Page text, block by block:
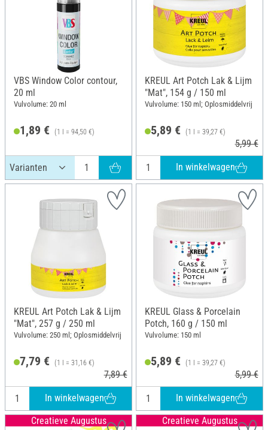
VBS Window Color contour,
20 ml
Vulvolume: 20 ml
1,89 € (1 l = 94,50 €)
KREUL Art Potch Lak & Lijm
"Mat", 154 g / 150 ml
Vulvolume: 150 ml; Oplosmiddelvrij
5,89 € (1 l = 39,27 €)
5,99 €
In winkelwagen
KREUL Art Potch Lak & Lijm
"Mat", 257 g / 250 ml
Vulvolume: 250 ml; Oplosmiddelvrij
7,79 € (1 l = 31,16 €)
7,89 €
In winkelwagen
KREUL Glass & Porcelain
Potch, 160 g / 150 ml
Vulvolume: 150 ml
5,89 € (1 l = 39,27 €)
5,99 €
In winkelwagen
Creatieve Augustus
Creatieve Augustus